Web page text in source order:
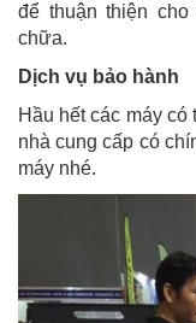
để thuận thiện
chữa.
Dịch vụ bảo hành
Hầu hết các máy
nhà cung cấp có
máy nhé.